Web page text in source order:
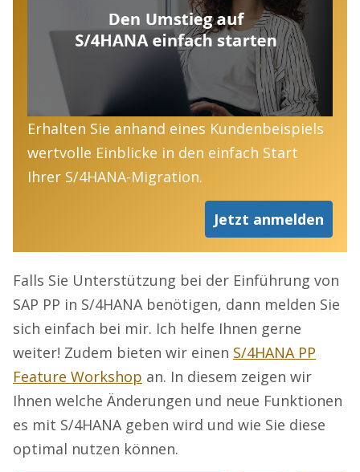
Erhalten Sie anhand eines Kundenbeispiels
wertvolle Einblicke in den einfach Start
Ihrer S/4HANA-Migration.
Jetzt anmelden
Falls Sie Unterstützung bei der Einführung von
SAP PP in S/4HANA benötigen, dann melden Sie
sich einfach bei mir. Ich helfe Ihnen gerne
weiter! Zudem bieten wir einen S/4HANA PP
Feature Workshop an. In diesem zeigen wir
Ihnen welche Änderungen und neue Funktionen
es mit S/4HANA geben wird und wie Sie diese
optimal nutzen können.